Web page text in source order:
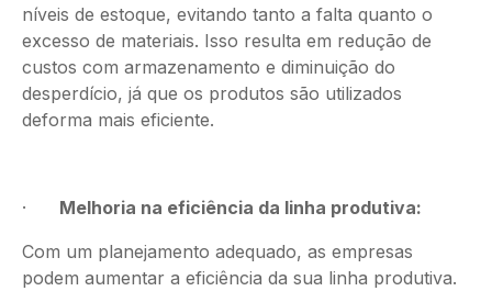
níveis de estoque, evitando tanto a falta quanto o
excesso de materiais. Isso resulta em redução de
custos com armazenamento e diminuição do
desperdício, já que os produtos são utilizados
deforma mais eficiente.
· Melhoria na eficiência da linha produtiva:
Com um planejamento adequado, as empresas
podem aumentar a eficiência da sua linha produtiva.